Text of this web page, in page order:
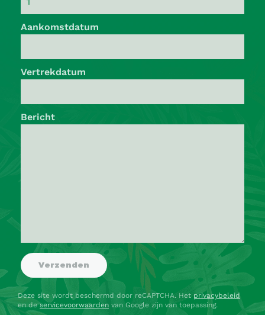
Aankomstdatum
Vertrekdatum
Bericht
Deze site wordt beschermd door reCAPTCHA. Het privacybeleid
en deservicevoorwaarden van Google zijn van toepassing.